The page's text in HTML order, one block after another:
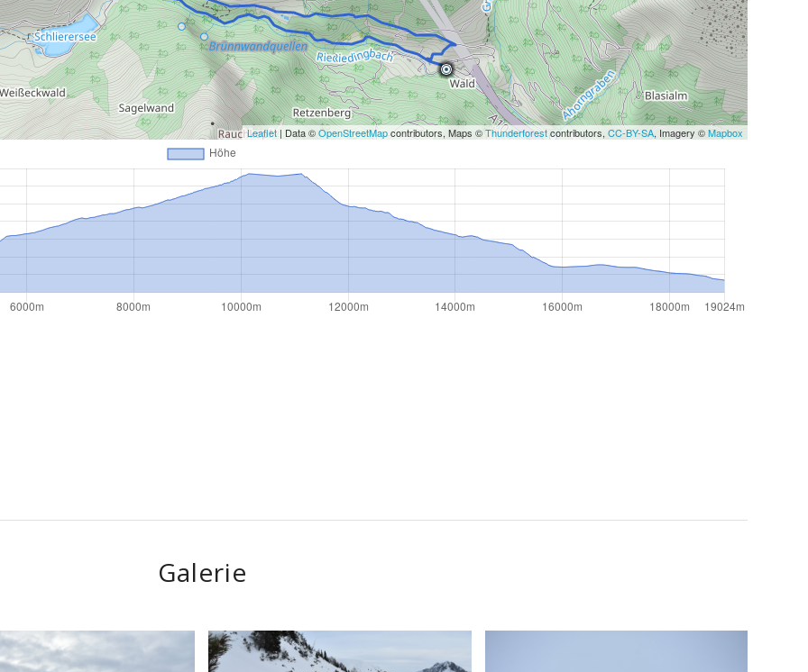
Leaflet | Data ©OpenStreetMapcontributors, Maps ©Thunderforestcontributors, CC-BY-SA, Imagery ©Mapbox
Galerie